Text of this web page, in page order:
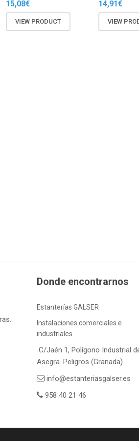
15,08€
VIEW PRODUCT
14,91€
VIEW
Donde encontrarnos
Estanterías GALSER
Instalaciones comerciales e
industriales
C/Jaén 1, Polígono Industrial
Asegra. Peligros (Granada)
info@estanteriasgalser.es
958 40 21 46